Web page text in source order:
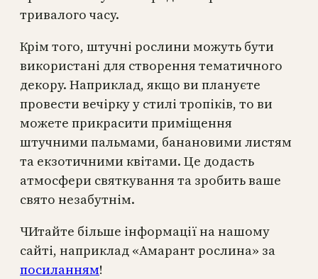
тривалого часу.
Крім того, штучні рослини можуть бути
використані для створення тематичного
декору. Наприклад, якщо ви плануєте
провести вечірку у стилі тропіків, то ви
можете прикрасити приміщення
штучними пальмами, банановими листям
та екзотичними квітами. Це додасть
атмосфери святкування та зробить ваше
свято незабутнім.
ЧИтайте більше інформації на нашому
сайті, наприклад «Амарант рослина» за
посиланням!